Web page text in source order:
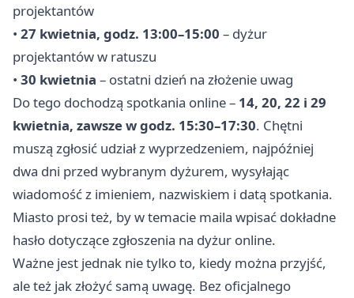
projektantów
• 27 kwietnia, godz. 13:00–15:00 – dyżur
projektantów w ratuszu
• 30 kwietnia – ostatni dzień na złożenie uwag
Do tego dochodzą spotkania online – 14, 20, 22 i 29
kwietnia, zawsze w godz. 15:30–17:30. Chętni
muszą zgłosić udział z wyprzedzeniem, najpóźniej
dwa dni przed wybranym dyżurem, wysyłając
wiadomość z imieniem, nazwiskiem i datą spotkania.
Miasto prosi też, by w temacie maila wpisać dokładne
hasło dotyczące zgłoszenia na dyżur online.
Ważne jest jednak nie tylko to, kiedy można przyjść,
ale też jak złożyć samą uwagę. Bez oficjalnego